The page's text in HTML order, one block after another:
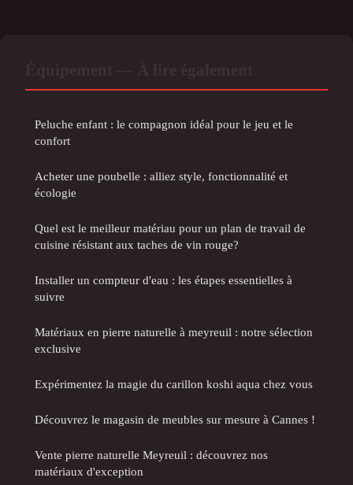
Peluche enfant : le compagnon idéal pour le jeu et le
confort
Acheter une poubelle : alliez style, fonctionnalité et
écologie
Quel est le meilleur matériau pour un plan de travail de
cuisine résistant aux taches de vin rouge?
Installer un compteur d'eau : les étapes essentielles à
suivre
Matériaux en pierre naturelle à meyreuil : notre sélection
exclusive
Expérimentez la magie du carillon koshi aqua chez vous
Découvrez le magasin de meubles sur mesure à Cannes !
Vente pierre naturelle Meyreuil : découvrez nos
matériaux d'exception